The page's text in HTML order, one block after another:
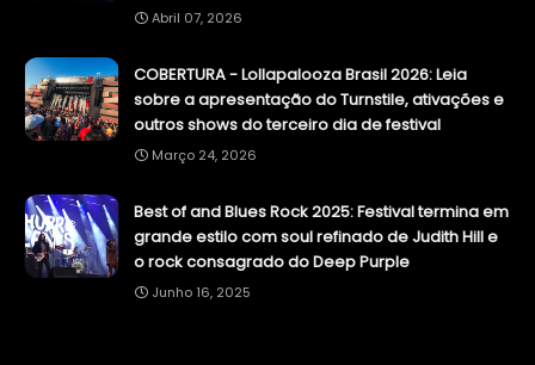
Abril 07, 2026
COBERTURA - Lollapalooza Brasil 2026: Leia
sobre a apresentação do Turnstile, ativações e
outros shows do terceiro dia de festival
Março 24, 2026
Best of and Blues Rock 2025: Festival termina em
grande estilo com soul refinado de Judith Hill e
o rock consagrado do Deep Purple
Junho 16, 2025